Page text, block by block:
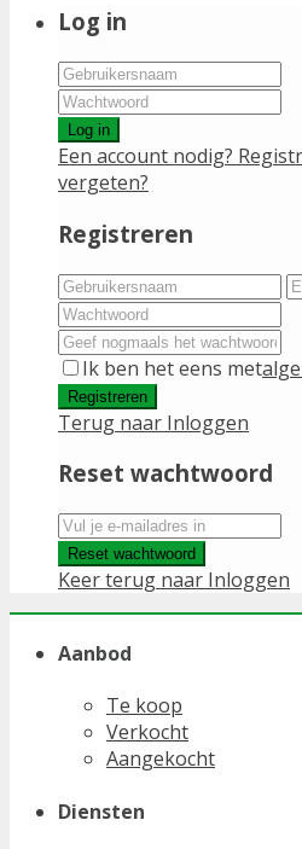
Log in
Log in
Een account nodig?
vergeten?
Registreren
Ik ben het eens met
Registreren
Terug naar Inloggen
Reset wachtwoord
Reset wachtwoord
Keer terug naar Inloggen
Aanbod
Te koop
Verkocht
Aangekocht
Diensten